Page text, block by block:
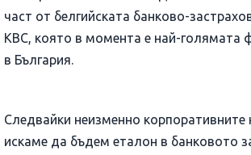
част от белгийската банково-
КВС, която в момента е най-голямата
в България.
Следвайки неизменно корпоративните
искаме да бъдем еталон в банковото